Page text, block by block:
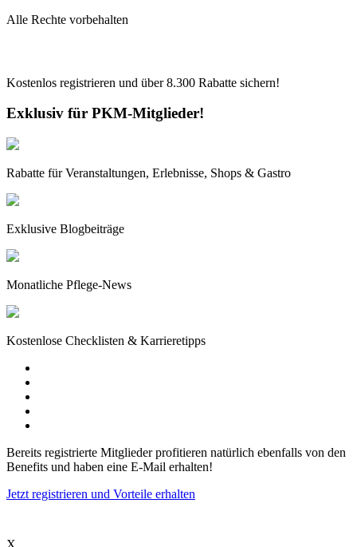
Alle Rechte vorbehalten
Kostenlos registrieren und über8.300 Rabatte sichern!
Exklusiv für PKM-Mitglieder!
Rabatte für Veranstaltungen, Erlebnisse, Shops & Gastro
Exklusive Blogbeiträge
Monatliche Pflege-News
Kostenlose Checklisten & Karrieretipps
Bereits registrierte Mitglieder profitieren natürlich ebenfalls von den
Benefits und haben eine E-Mail erhalten!
Jetzt registrieren und Vorteile erhalten
X